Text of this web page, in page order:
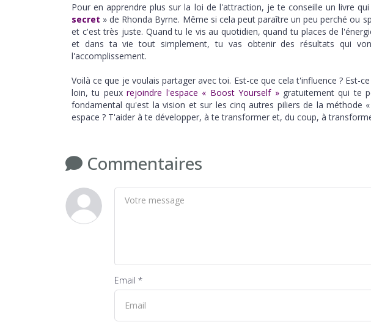
Pour en apprendre plus sur la loi de l'attraction, je te conseille un livre
secret » de Rhonda Byrne. Même si cela peut paraître un peu perché ou
et c'est très juste. Quand tu le vis au quotidien, quand tu places de
et dans ta vie tout simplement, tu vas obtenir des résultats qui
l'accomplissement.
Voilà ce que je voulais partager avec toi. Est-ce que cela t'influence ? Est-
loin, tu peuxrejoindre l'espace « Boost Yourself »gratuitement qui te
fondamental qu'est la vision et sur les cinq autres piliers de la méthode
espace ? T'aider à te développer, à te transformer et, du coup, à
Commentaires
Email *